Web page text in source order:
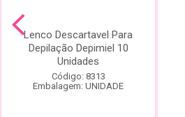
Lenco Descartavel Para
Depilação Depimiel 10
Unidades
Código: 8313
Embalagem: UNIDADE